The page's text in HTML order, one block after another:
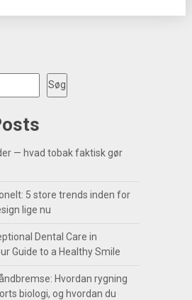
Søg
— hvad tobak faktisk gør
5 store trends inden for
lige nu
Dental Care in
Guide to a Healthy Smile
Hvordan rygning
biologi, og hvordan du